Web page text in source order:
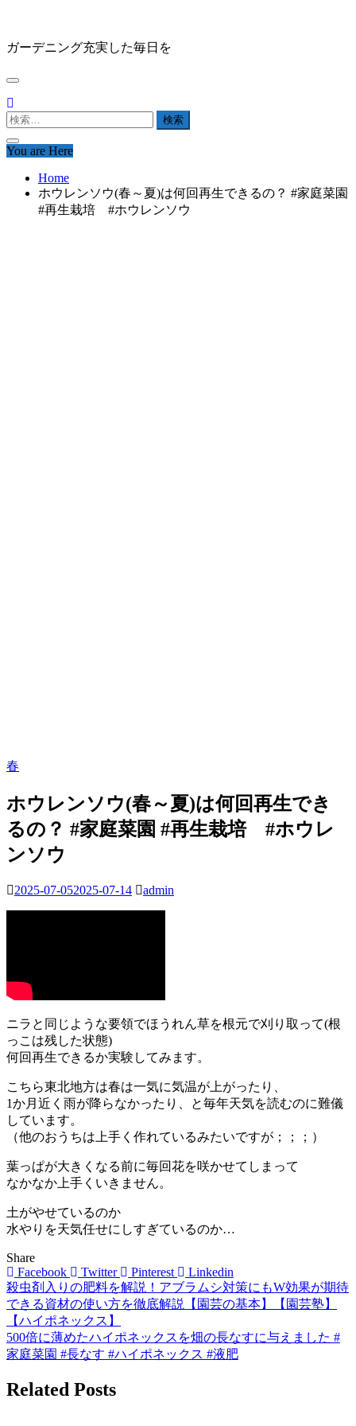
content
ガーデニング充実した毎日を
検
You are Here
Home
ホウレンソウ(春～夏)は何回再生できるの？ #家庭菜園
#再生栽培 #ホウレンソウ
春
ホウレンソウ(春～夏)は何回再生でき
るの？ #家庭菜園 #再生栽培 #ホウレ
ンソウ
2025-07-052025-07-14 admin
ニラと同じような要領でほうれん草を根元で刈り取って(根
っこは残した状態)
何回再生できるか実験してみます。
こちら東北地方は春は一気に気温が上がったり、
1か月近く雨が降らなかったり、と毎年天気を読むのに難儀
しています。
（他のおうちは上手く作れているみたいですが；；；）
葉っぱが大きくなる前に毎回花を咲かせてしまって
なかなか上手くいきません。
土がやせているのか
水やりを天気任せにしすぎているのか…
Share
Facebook
Twitter Pinterest Linkedin
投
稿
ナ
ビ
ゲ
殺虫剤入りの肥料を解説！アブラムシ対策にもW効果が期待
できる資材の使い方を徹底解説【園芸の基本】【園芸塾】
【ハイポネックス】
500倍に薄めたハイポネックスを畑の長なすに与えました #
家庭菜園 #長なす #ハイポネックス #液肥
Related Posts